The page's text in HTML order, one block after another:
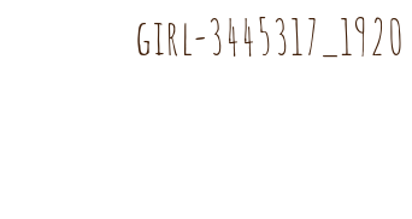
girl-3445317_1920